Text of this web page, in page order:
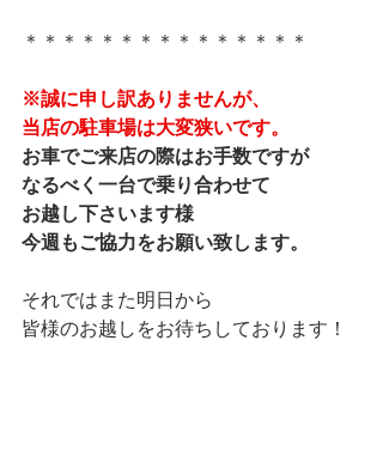
＊＊＊＊＊＊＊＊＊＊＊＊＊＊＊
※誠に申し訳ありませんが、
当店の駐車場は大変狭いです。
お車でご来店の際はお手数ですが
なるべく一台で乗り合わせて
お越し下さいます様
今週もご協力をお願い致します。
それではまた明日から
皆様のお越しをお待ちしております！